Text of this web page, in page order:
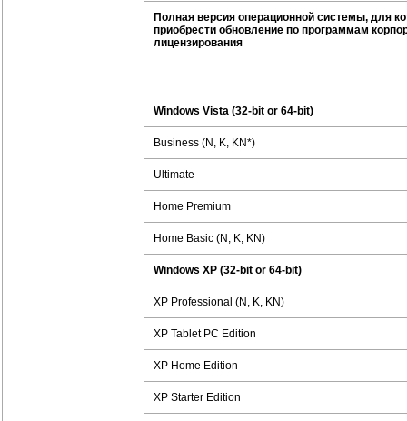
Полная версия операционной системы, для
приобрести обновление по программам
лицензирования
Windows Vista (32-bit or 64-bit)
Business (N, K, KN*)
Ultimate
Home Premium
Home Basic (N, K, KN)
Windows XP (32-bit or 64-bit)
XP Professional (N, K, KN)
XP Tablet PC Edition
XP Home Edition
XP Starter Edition